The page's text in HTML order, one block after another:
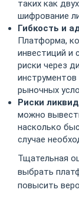
таких как
шифрование
Гибкость и
Платформа,
инвестиций и
риски через
рыночных
Риски
можно
насколько
случае
Тщательная
выбрать
повысить